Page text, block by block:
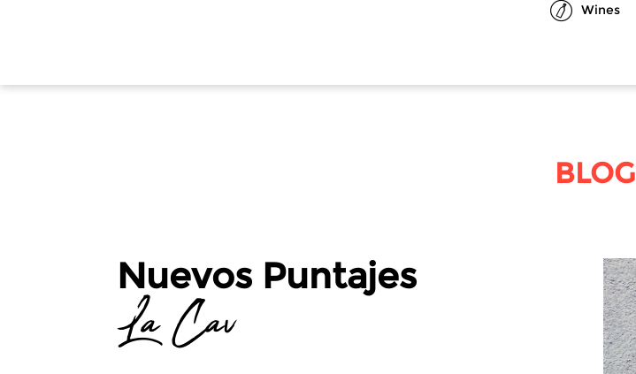
Wines
BLOG
Nuevos Puntajes
La Cav